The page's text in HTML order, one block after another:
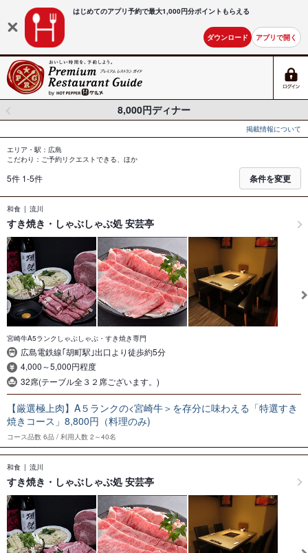
はじめてのアプリ予約で最大1,000円分ポイントもらえる
ダウンロード アプリで開く
8,000円ディナー
掲載情報について
エリア・駅：広島
こだわり：ご予約リクエストできる、ほか
5件 1-5件 条件を変更
和食 流川
すき焼き・しゃぶしゃぶ処 安芸亭
宮崎牛A5ランクしゃぶしゃぶ・すき焼き専門
広島電鉄線｢胡町駅｣出口より徒歩約5分
4,000～5,000円程度
32席(テーブル全３２席ございます。)
【厳選極上肉】A５ランクの<宮崎牛＞を存分に味わえる「特選すき
焼きコース」8,800円（料理のみ)
コース品数 6品 利用人数 2～40名
和食 流川
すき焼き・しゃぶしゃぶ処 安芸亭